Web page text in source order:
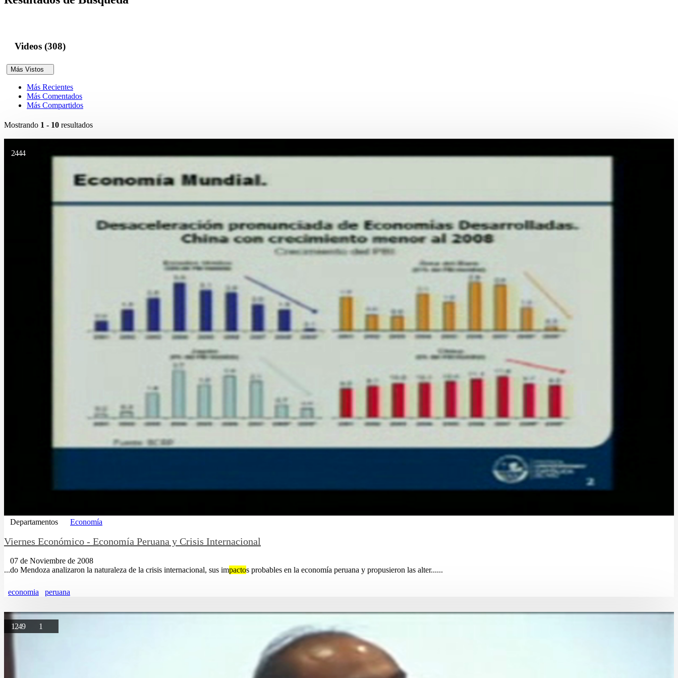
Videos (308)
Más Vistos
Más Recientes
Más Comentados
Más Compartidos
Mostrando 1 - 10 resultados
2444
Departamentos Economía
Viernes Económico - Economía Peruana y Crisis Internacional
07 de Noviembre de 2008
...do Mendoza analizaron la naturaleza de la crisis internacional, sus impactos probables en la economía peruana y propusieron las alter......
economia peruana
1249 1